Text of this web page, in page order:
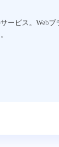
ービス。Web